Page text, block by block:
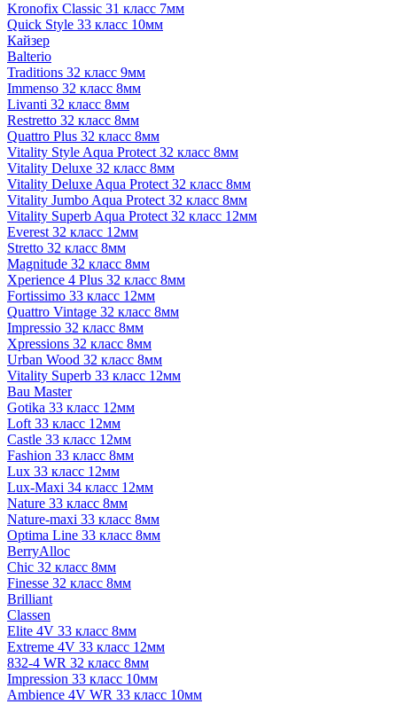
Kronofix Classic 31 класс 7мм
Quick Style 33 класс 10мм
Кайзер
Balterio
Traditions 32 класс 9мм
Immenso 32 класс 8мм
Livanti 32 класс 8мм
Restretto 32 класс 8мм
Quattro Plus 32 класс 8мм
Vitality Style Aqua Protect 32 класс 8мм
Vitality Deluxe 32 класс 8мм
Vitality Deluxe Aqua Protect 32 класс 8мм
Vitality Jumbo Aqua Protect 32 класс 8мм
Vitality Superb Aqua Protect 32 класс 12мм
Everest 32 класс 12мм
Stretto 32 класс 8мм
Magnitude 32 класс 8мм
Xperience 4 Plus 32 класс 8мм
Fortissimo 33 класс 12мм
Quattro Vintage 32 класс 8мм
Impressio 32 класс 8мм
Xpressions 32 класс 8мм
Urban Wood 32 класс 8мм
Vitality Superb 33 класс 12мм
Bau Master
Gotika 33 класс 12мм
Loft 33 класс 12мм
Castle 33 класс 12мм
Fashion 33 класс 8мм
Lux 33 класс 12мм
Lux-Maxi 34 класс 12мм
Nature 33 класс 8мм
Nature-maxi 33 класс 8мм
Optima Line 33 класс 8мм
BerryAlloc
Chic 32 класс 8мм
Finesse 32 класс 8мм
Brilliant
Classen
Elite 4V 33 класс 8мм
Extreme 4V 33 класс 12мм
832-4 WR 32 класс 8мм
Impression 33 класс 10мм
Ambience 4V WR 33 класс 10мм